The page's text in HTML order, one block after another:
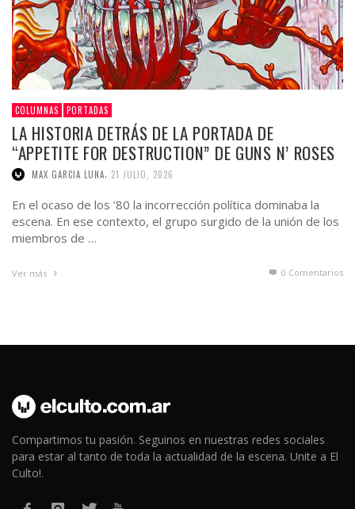
COLUMNAS PORTADAS
LA HISTORIA DETRÁS DE LA PORTADA DE
“APPETITE FOR DESTRUCTION” DE GUNS N’ ROSES
MAX GARCIA LUNA 21 JULIO, 2026
En el ocaso de los ’80 la incorrección política dominaba la
escena. En ese contexto, el grupo surgido de la unión de los
miembros de …
Ver más 0 Comentarios
Compartimos tu pasión. Seguinos en nuestras redes sociales
para estar al tanto de toda la actualidad de la escena. Unite a El
Culto!.